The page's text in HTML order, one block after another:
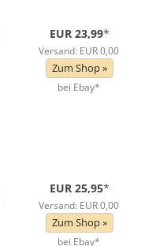
EUR 23,99*
Versand: EUR 0,00
Zum Shop »
bei Ebay*
EUR 25,95*
Versand: EUR 0,00
Zum Shop »
bei Ebay*